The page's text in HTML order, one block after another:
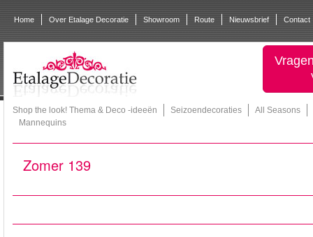
Home Over Etalage Decoratie Showroom Route Nieuwsbrief Contact
Shop the look! Thema & Deco -ideeën Seizoendecoraties
All Seasons
Mannequins
Zomer 139